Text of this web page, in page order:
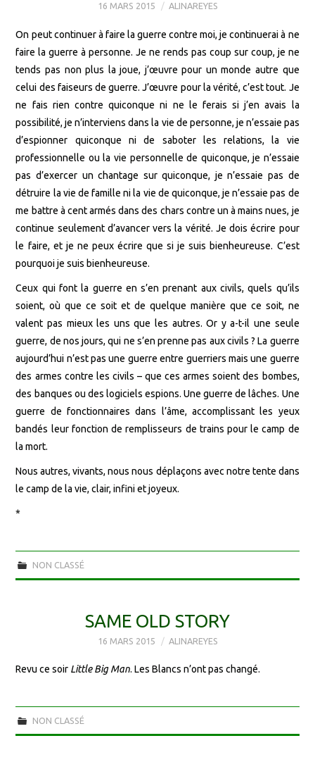
16 MARS 2015 ALINAREYES
On peut continuer à faire la guerre contre moi, je continuerai à ne
faire la guerre à personne. Je ne rends pas coup sur coup, je ne
tends pas non plus la joue, j’œuvre pour un monde autre que
celui des faiseurs de guerre. J’œuvre pour la vérité, c’est tout. Je
ne fais rien contre quiconque ni ne le ferais si j’en avais la
possibilité, je n’interviens dans la vie de personne, je n’essaie pas
d’espionner quiconque ni de saboter les relations, la vie
professionnelle ou la vie personnelle de quiconque, je n’essaie
pas d’exercer un chantage sur quiconque, je n’essaie pas de
détruire la vie de famille ni la vie de quiconque, je n’essaie pas de
me battre à cent armés dans des chars contre un à mains nues, je
continue seulement d’avancer vers la vérité. Je dois écrire pour
le faire, et je ne peux écrire que si je suis bienheureuse. C’est
pourquoi je suis bienheureuse.
Ceux qui font la guerre en s’en prenant aux civils, quels qu’ils
soient, où que ce soit et de quelque manière que ce soit, ne
valent pas mieux les uns que les autres. Or y a-t-il une seule
guerre, de nos jours, qui ne s’en prenne pas aux civils ? La guerre
aujourd’hui n’est pas une guerre entre guerriers mais une guerre
des armes contre les civils – que ces armes soient des bombes,
des banques ou des logiciels espions. Une guerre de lâches. Une
guerre de fonctionnaires dans l’âme, accomplissant les yeux
bandés leur fonction de remplisseurs de trains pour le camp de
la mort.
Nous autres, vivants, nous nous déplaçons avec notre tente dans
le camp de la vie, clair, infini et joyeux.
*
NON CLASSÉ
SAME OLD STORY
16 MARS 2015 ALINAREYES
Revu ce soir Little Big Man. Les Blancs n’ont pas changé.
NON CLASSÉ